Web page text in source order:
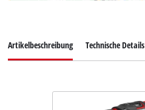
Artikelbeschreibung Technische Details